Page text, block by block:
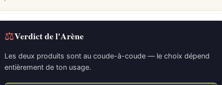
⚖Verdict de l'Arène
Les deux produits sont au coude-à-coude — le choix dépend
entièrement de ton usage.